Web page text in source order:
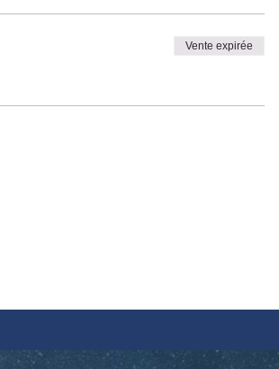
Vente expirée